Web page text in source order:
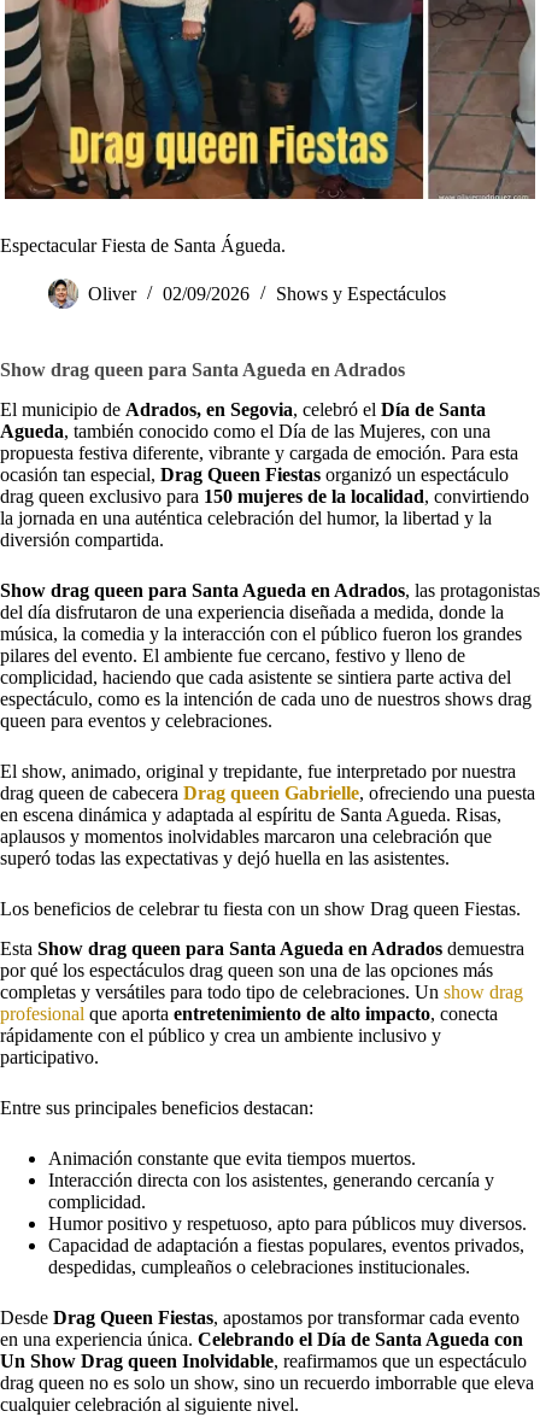
Espectacular Fiesta de Santa Águeda.
Oliver 02/09/2026 Shows y Espectáculos
Show drag queen para Santa Agueda en Adrados
El municipio de Adrados, en Segovia, celebró el Día de Santa
Agueda, también conocido como el Día de las Mujeres, con una
propuesta festiva diferente, vibrante y cargada de emoción. Para esta
ocasión tan especial, Drag Queen Fiestas organizó un espectáculo
drag queen exclusivo para 150 mujeres de la localidad, convirtiendo
la jornada en una auténtica celebración del humor, la libertad y la
diversión compartida.
Show drag queen para Santa Agueda en Adrados, las protagonistas
del día disfrutaron de una experiencia diseñada a medida, donde la
música, la comedia y la interacción con el público fueron los grandes
pilares del evento. El ambiente fue cercano, festivo y lleno de
complicidad, haciendo que cada asistente se sintiera parte activa del
espectáculo, como es la intención de cada uno de nuestros shows drag
queen para eventos y celebraciones.
El show, animado, original y trepidante, fue interpretado por nuestra
drag queen de cabecera Drag queen Gabrielle, ofreciendo una puesta
en escena dinámica y adaptada al espíritu de Santa Agueda. Risas,
aplausos y momentos inolvidables marcaron una celebración que
superó todas las expectativas y dejó huella en las asistentes.
Los beneficios de celebrar tu fiesta con un show Drag queen Fiestas.
Esta Show drag queen para Santa Agueda en Adrados demuestra
por qué los espectáculos drag queen son una de las opciones más
completas y versátiles para todo tipo de celebraciones. Un show drag
profesional que aporta entretenimiento de alto impacto, conecta
rápidamente con el público y crea un ambiente inclusivo y
participativo.
Entre sus principales beneficios destacan:
Animación constante que evita tiempos muertos.
Interacción directa con los asistentes, generando cercanía y
complicidad.
Humor positivo y respetuoso, apto para públicos muy diversos.
Capacidad de adaptación a fiestas populares, eventos privados,
despedidas, cumpleaños o celebraciones institucionales.
Desde Drag Queen Fiestas, apostamos por transformar cada evento
en una experiencia única. Celebrando el Día de Santa Agueda con
Un Show Drag queen Inolvidable, reafirmamos que un espectáculo
drag queen no es solo un show, sino un recuerdo imborrable que eleva
cualquier celebración al siguiente nivel.